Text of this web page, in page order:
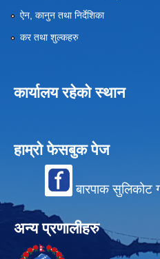
ऐन, कानुन तथा निर्देशिका
कर तथा शुल्कहरु
कार्यालय रहेको स्थान
हाम्रो फेसबुक पेज
बारपाक
अन्य प्रणालीहरु